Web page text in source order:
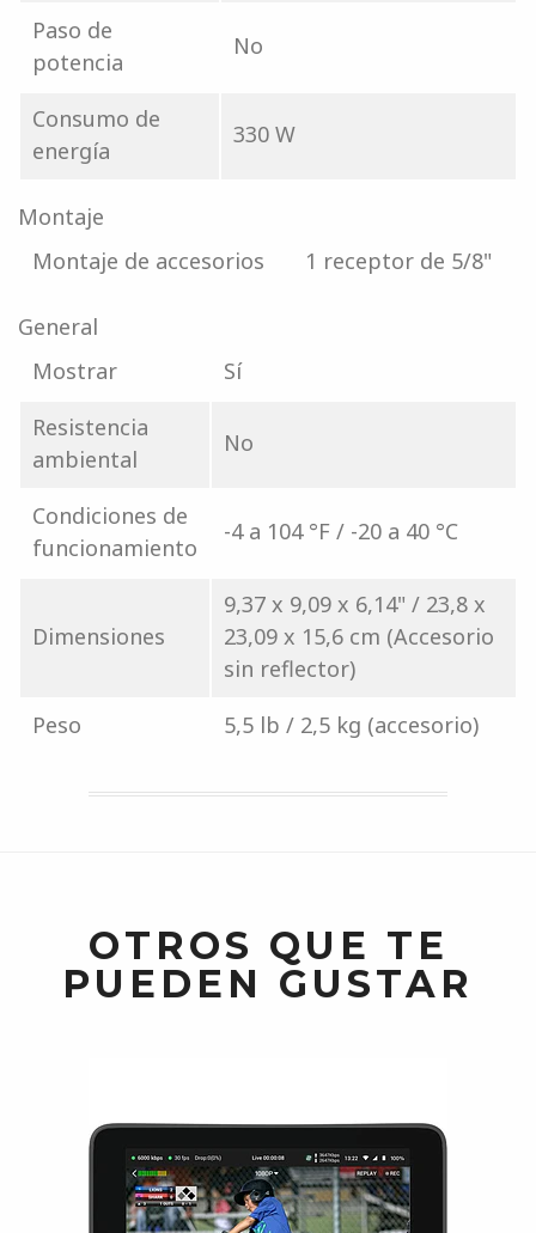
Paso de
potencia
No
Consumo de
energía
330 W
Montaje
Montaje de accesorios
1 receptor de 5/8"
General
Mostrar
Sí
Resistencia
ambiental
No
Condiciones de
funcionamiento
-4 a 104 °F / -20 a 40 °C
Dimensiones
9,37 x 9,09 x 6,14" / 23,8 x
23,09 x 15,6 cm (Accesorio
sin reflector)
Peso
5,5 lb / 2,5 kg (accesorio)
OTROS QUE TE
PUEDEN GUSTAR